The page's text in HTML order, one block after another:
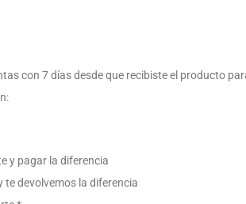
con 7 días desde que recibiste el
y pagar la diferencia
devolvemos la diferencia